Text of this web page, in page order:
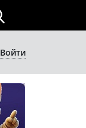
Войти